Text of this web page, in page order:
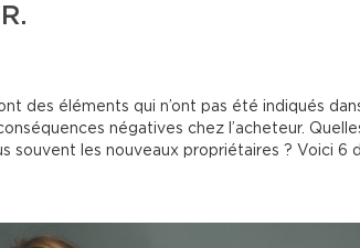
des éléments qui n’ont pas été indiqués
négatives chez l’acheteur.
souvent les nouveaux propriétaires ? Voici 6